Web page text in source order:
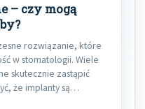
– czy mogą
rozwiązanie, które
w stomatologii. Wiele
skutecznie zastąpić
że implanty są